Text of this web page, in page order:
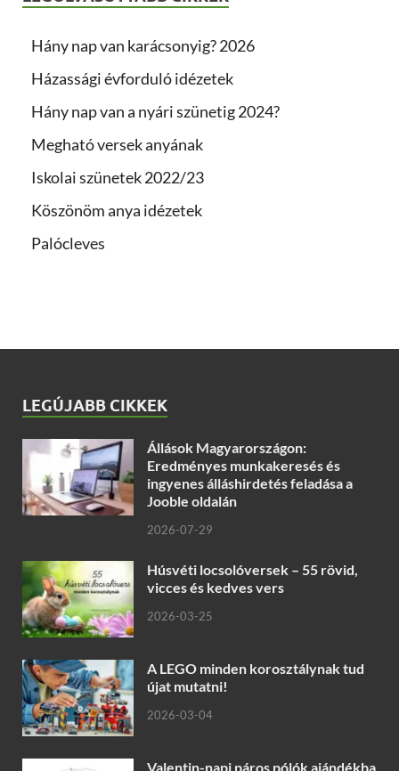
Hány nap van karácsonyig? 2026
Házassági évforduló idézetek
Hány nap van a nyári szünetig 2024?
Megható versek anyának
Iskolai szünetek 2022/23
Köszönöm anya idézetek
Palócleves
LEGÚJABB CIKKEK
Állások Magyarországon:
Eredményes munkakeresés és
ingyenes álláshirdetés feladása a
Jooble oldalán
2026-07-29
Húsvéti locsolóversek – 55 rövid,
vicces és kedves vers
2026-03-25
A LEGO minden korosztálynak tud
újat mutatni!
2026-03-04
Valentin-napi páros pólók ajándékba